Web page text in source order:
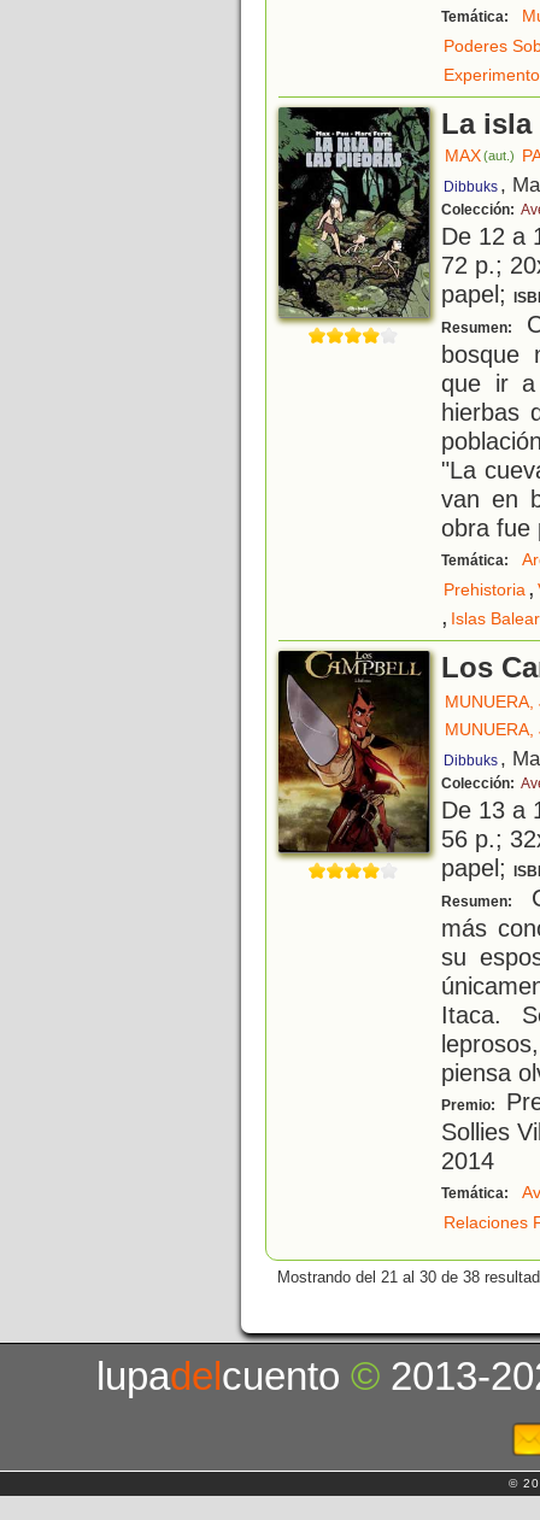
Temática:
Poderes
La
MAX(aut.)
Dibbuks ,
Colección:
De 12 a
72 p.;
papel;
Resumen:
bosque
que ir a
hierbas
"La
van en
obra fue
Temática:
Prehistoria,
, Islas
Los
MUNUERA,
MUNUERA,
Dibbuks ,
Colección:
De 13 a
56 p.;
papel;
Resumen:
más
su
Itaca.
piensa
Premio:
Sollies
2014
Temática:
Relaciones
Mostrando del 21 al 30 de 38
lupadelcuento© 2013-
©